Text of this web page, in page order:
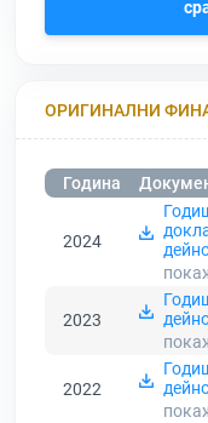
ОРИГИНАЛНИ
Година
2024
2023
2022